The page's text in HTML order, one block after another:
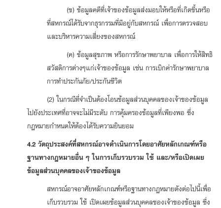
(ข) ข้อมูลคดีที่เจ้าของข้อมูลส่งมอบให้หรือที่เกิดขึ้นหรือ
ที่สหกรณ์ได้รับจากธุรกรรมที่มีอยู่กับสหกรณ์ เพื่อการตรวจสอบ
และบริหารความเสี่ยงของสหกรณ์
(ค) ข้อมูลสุขภาพ หรือการรักษาพยาบาล เพื่อการให้สิทธิ
สวัสดิการต่างๆแก่เจ้าของข้อมูล เช่น การเบิกค่ารักษาพยาบาล
การทำประกันภัย/ประกันชีวิต
(2) ในกรณีที่จำเป็นต้องโอนข้อมูลส่วนบุคคลของเจ้าของข้อมูล
ไปยังประเทศที่อาจจะไม่มีระดับ การคุ้มครองข้อมูลที่เพียงพอ ซึ่ง
กฎหมายกำหนดให้ต้องได้รับความยินยอม
4.2 วัตถุประสงค์ที่สหกรณ์อาจดำเนินการโดยอาศัยหลักเกณฑ์หรือ
ฐานทางกฎหมายอื่น ๆ ในการเก็บรวบรวม ใช้ และ/หรือเปิดเผย
ข้อมูลส่วนบุคคลของเจ้าของข้อมูล
สหกรณ์อาจอาศัยหลักเกณฑ์หรือฐานทางกฎหมายดังต่อไปนี้เพื่อ
เก็บรวบรวม ใช้ เปิดเผยข้อมูลส่วนบุคคลของเจ้าของข้อมูล ซึ่ง